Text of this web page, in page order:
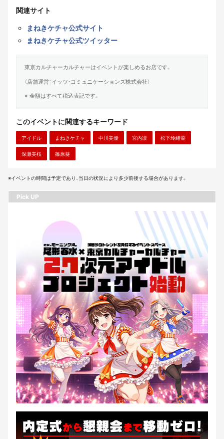
関連サイト
まねきケチャ公式サイト
まねきケチャ公式ツイッター
東京カルチャーカルチャーはイベントが楽しめるお店です。
（店舗運営：イッツ・コミュニケーションズ株式会社）
※ 金額はすべて税込表記です。
このイベントに関連するキーワード
アイドル まねきケチャ 中川美優 宮内凛 松下玲緒菜
深瀬美桜 篠原葵
※イベントの時間は予定であり、当日の状況により多少前後する場合があります。
Pick UP